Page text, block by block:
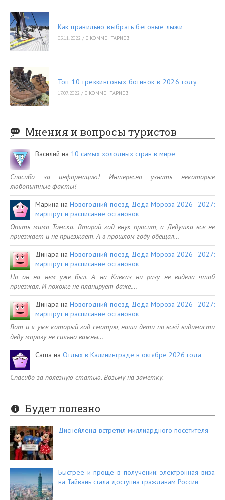
Как правильно выбрать беговые лыжи
05.11.2022 / 0 КОММЕНТАРИЕВ
Топ 10 треккинговых ботинок в 2026 году
17.07.2022 / 0 КОММЕНТАРИЕВ
Мнения и вопросы туристов
Василий на 10 самых холодных стран в мире
Спасибо за информацию! Интересно узнать некоторые
любопытные факты!
Марина наНовогодний поезд Деда Мороза 2026–2027:
маршрут и расписание остановок
Опять мимо Томска. Второй год внук просит, а Дедушка все не
приезжает и не приезжает. А в прошлом году обещал…
Динара наНовогодний поезд Деда Мороза 2026–2027:
маршрут и расписание остановок
Но он на нем уже был. А на Кавказ ни разу не видела чтоб
приезжал. И похоже не планирует даже.…
Динара наНовогодний поезд Деда Мороза 2026–2027:
маршрут и расписание остановок
Вот и я уже который год смотрю, наши дети по всей видимости
деду морозу не сильно важны…
Саша на Отдых в Калининграде в октябре 2026 года
Спасибо за полезную статью. Возьму на заметку.
Будет полезно
Диснейленд встретил миллиардного посетителя
Быстрее и проще в получении: электронная виза
на Тайвань стала доступна гражданам России